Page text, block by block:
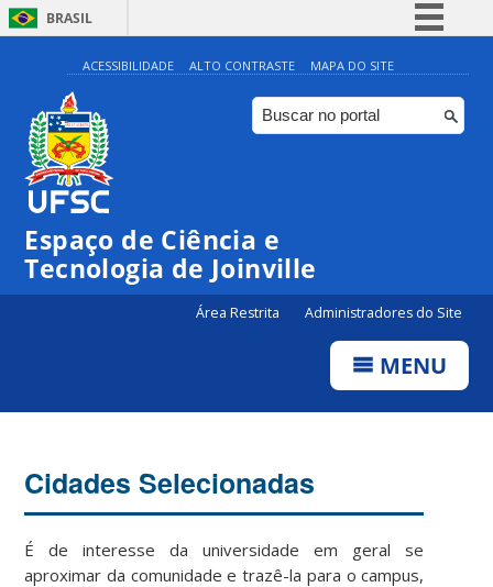
BRASIL
Simplifique!
Comunica BR
Participe
ACESSIBILIDADE ALTO CONTRASTE MAPA DO SITE
Espaço de Ciência e
Tecnologia de Joinville
Área Restrita Administradores do Site
MENU
Cidades Selecionadas
É de interesse da universidade em geral se
aproximar da comunidade e trazê-la para o campus,